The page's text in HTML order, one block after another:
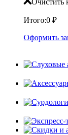
Очистить
Итого:0 ₽
Оформить